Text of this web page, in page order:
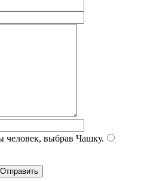
человек, выбрав Чашку.